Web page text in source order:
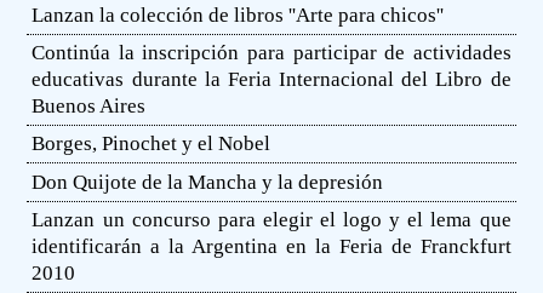
Lanzan la colección de libros ''Arte para chicos''
Continúa la inscripción para participar de actividades
educativas durante la Feria Internacional del Libro de
Buenos Aires
Borges, Pinochet y el Nobel
Don Quijote de la Mancha y la depresión
Lanzan un concurso para elegir el logo y el lema que
identificarán a la Argentina en la Feria de Franckfurt
2010